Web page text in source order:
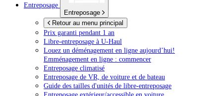
Entreposage
Entreposage
Retour au menu principal
Prix garanti pendant 1 an
Libre-entreposage à U-Haul
Louez un déménagement en ligne aujourd’hui!
Emménagement en ligne : commencer
Entreposage climatisé
Entreposage de VR, de voiture et de bateau
Guide des tailles d'unités de libre-entreposage
Entreposage extérieur/accessible en voiture